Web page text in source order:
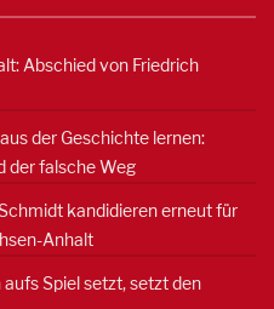
Abschied von Friedrich
der Geschichte lernen:
der falsche Weg
kandidieren erneut für
Anhalt
Spiel setzt, setzt den